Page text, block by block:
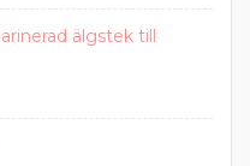
älgstek till